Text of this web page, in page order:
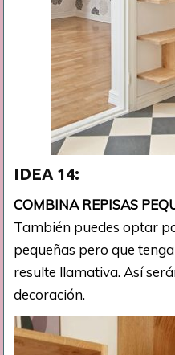
IDEA 14:
COMBINA REPISAS
También puedes optar
pequeñas pero que
resulte llamativa. Así
decoración.